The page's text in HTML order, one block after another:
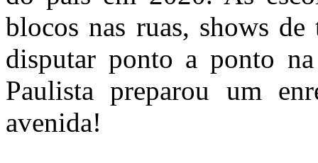
blocos nas ruas, shows
disputar ponto a ponto
Paulista preparou um
avenida!